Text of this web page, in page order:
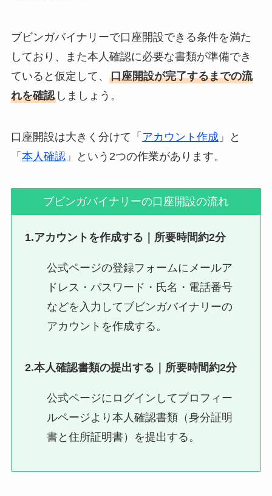
ブビンガバイナリーで口座開設できる条件を満た
しており、また本人確認に必要な書類が準備でき
ていると仮定して、 口座開設が完了するまでの流
れを確認しましょう。
口座開設は大きく分けて「 アカウント作成」と
「 本人確認」という2つの作業があります。
ブビンガバイナリーの口座開設の流れ
1.アカウントを作成する｜所要時間約2分
公式ページの登録フォームにメールア
ドレス・パスワード・氏名・電話番号
などを入力してブビンガバイナリーの
アカウントを作成する。
2.本人確認書類の提出する｜所要時間約2分
公式ページにログインしてプロフィー
ルページより本人確認書類（身分証明
書と住所証明書）を提出する。